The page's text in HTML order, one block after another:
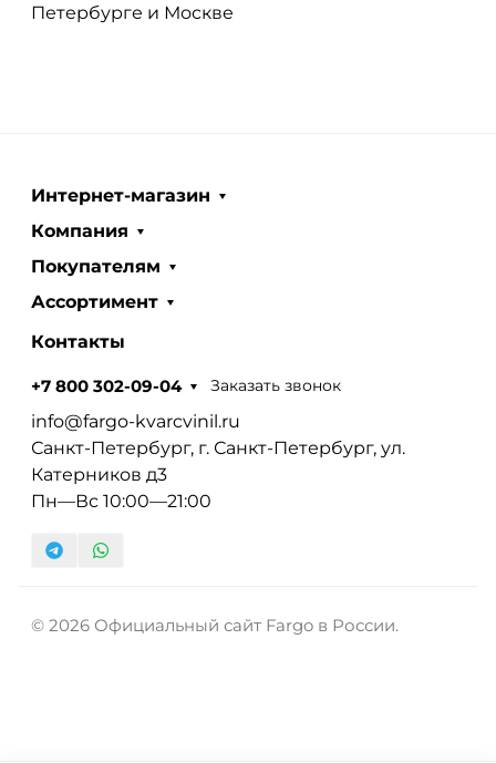
Петербурге и Москве
Интернет-магазин
Компания
Покупателям
Ассортимент
Контакты
+7 800 302-09-04 Заказать звонок
info@fargo-kvarcvinil.ru
Санкт-Петербург, г. Санкт-Петербург, ул.
Катерников д3
Пн—Вс 10:00—21:00
© 2026 Официальный сайт Fargo в России.